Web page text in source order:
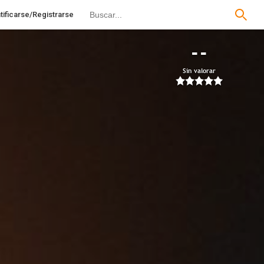
Registrarse
--
Sin valorar